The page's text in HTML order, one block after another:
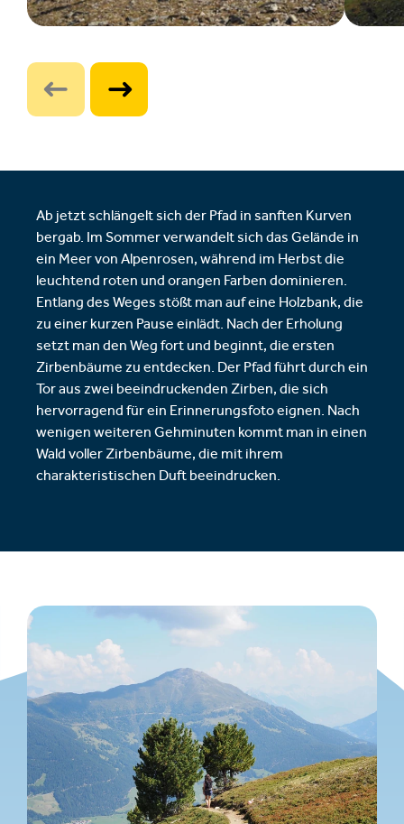
Ab jetzt schlängelt sich der Pfad in sanften Kurven
bergab. Im Sommer verwandelt sich das Gelände in
ein Meer von Alpenrosen, während im Herbst die
leuchtend roten und orangen Farben dominieren.
Entlang des Weges stößt man auf eine Holzbank, die
zu einer kurzen Pause einlädt. Nach der Erholung
setzt man den Weg fort und beginnt, die ersten
Zirbenbäume zu entdecken. Der Pfad führt durch ein
Tor aus zwei beeindruckenden Zirben, die sich
hervorragend für ein Erinnerungsfoto eignen. Nach
wenigen weiteren Gehminuten kommt man in einen
Wald voller Zirbenbäume, die mit ihrem
charakteristischen Duft beeindrucken.